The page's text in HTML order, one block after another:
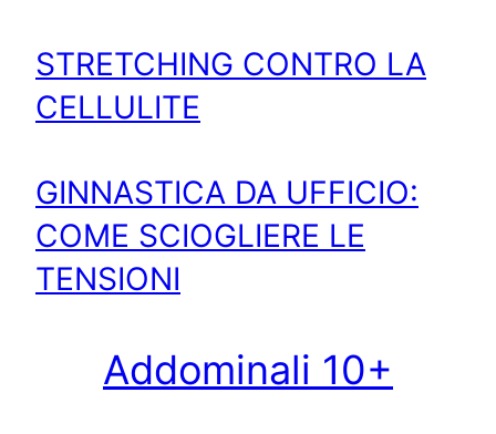
STRETCHING CONTRO LA
CELLULITE
GINNASTICA DA UFFICIO:
COME SCIOGLIERE LE
TENSIONI
Addominali 10+